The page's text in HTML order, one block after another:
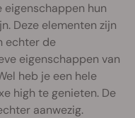
hun
Deze elementen zijn
echter de
eigenschappen van
heb je een hele
high te genieten. De
aanwezig.